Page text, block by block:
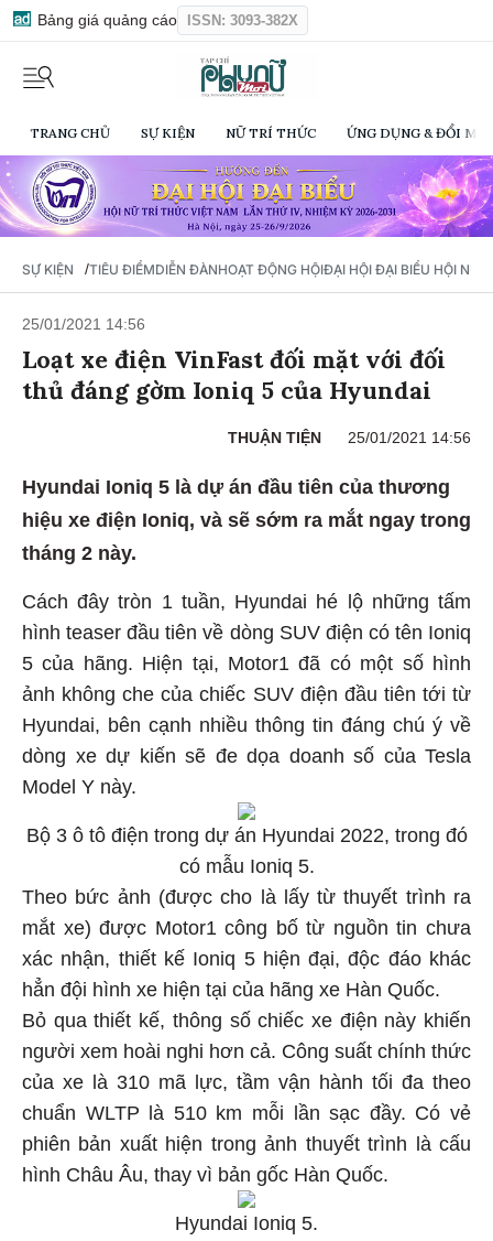
Bảng giá quảng cáo ISSN: 3093-382X
TRANG CHỦ SỰ KIỆN NỮ TRÍ THỨC ỨNG DỤNG & ĐỔI
SỰ KIỆN /TIÊU ĐIỂMDIỄN ĐÀNHOẠT ĐỘNG HỘIĐẠI HỘI ĐẠI BIỂU HỘI NỮ
25/01/2021 14:56
Loạt xe điện VinFast đối mặt với đối
thủ đáng gờm Ioniq 5 của Hyundai
THUẬN TIỆN 25/01/2021 14:56
Hyundai Ioniq 5 là dự án đầu tiên của thương
hiệu xe điện Ioniq, và sẽ sớm ra mắt ngay trong
tháng 2 này.
Cách đây tròn 1 tuần, Hyundai hé lộ những tấm
hình teaser đầu tiên về dòng SUV điện có tên Ioniq
5 của hãng. Hiện tại, Motor1 đã có một số hình
ảnh không che của chiếc SUV điện đầu tiên tới từ
Hyundai, bên cạnh nhiều thông tin đáng chú ý về
dòng xe dự kiến sẽ đe dọa doanh số của Tesla
Model Y này.
Bộ 3 ô tô điện trong dự án Hyundai 2022, trong đó
có mẫu Ioniq 5.
Theo bức ảnh (được cho là lấy từ thuyết trình ra
mắt xe) được Motor1 công bố từ nguồn tin chưa
xác nhận, thiết kế Ioniq 5 hiện đại, độc đáo khác
hẳn đội hình xe hiện tại của hãng xe Hàn Quốc.
Bỏ qua thiết kế, thông số chiếc xe điện này khiến
người xem hoài nghi hơn cả. Công suất chính thức
của xe là 310 mã lực, tầm vận hành tối đa theo
chuẩn WLTP là 510 km mỗi lần sạc đầy. Có vẻ
phiên bản xuất hiện trong ảnh thuyết trình là cấu
hình Châu Âu, thay vì bản gốc Hàn Quốc.
Hyundai Ioniq 5.